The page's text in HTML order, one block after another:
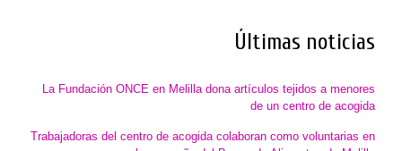
Últimas noticias
La Fundación ONCE en Melilla dona artículos tejidos a menores
de un centro de acogida
Trabajadoras del centro de acogida colaboran como voluntarias en